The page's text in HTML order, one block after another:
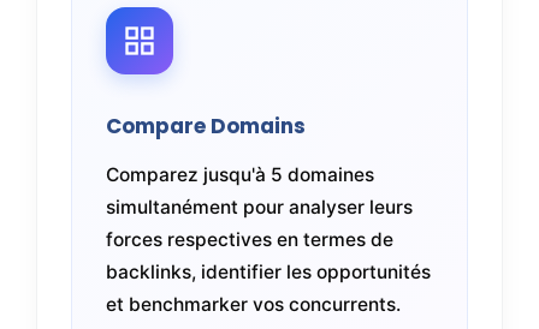
Compare Domains
Comparez jusqu'à 5 domaines
simultanément pour analyser leurs
forces respectives en termes de
backlinks, identifier les opportunités
et benchmarker vos concurrents.